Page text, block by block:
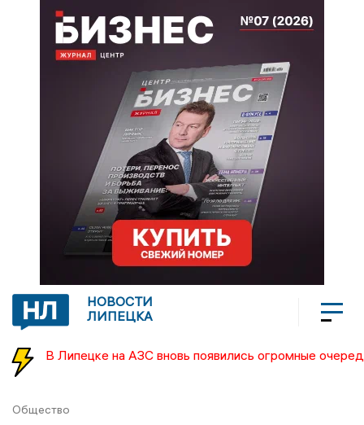
НОВОСТИ
ЛИПЕЦКА
В Липецке на АЗС вновь появились огромные
Общество